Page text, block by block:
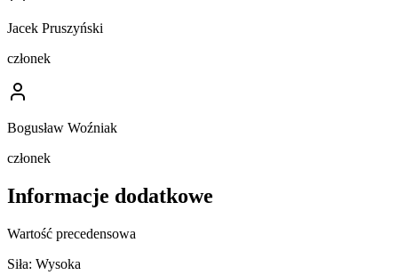
Jacek Pruszyński
członek
Bogusław Woźniak
członek
Informacje dodatkowe
Wartość precedensowa
Siła: Wysoka